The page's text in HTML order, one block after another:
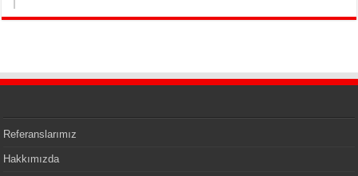
Referanslarımız
Hakkımızda